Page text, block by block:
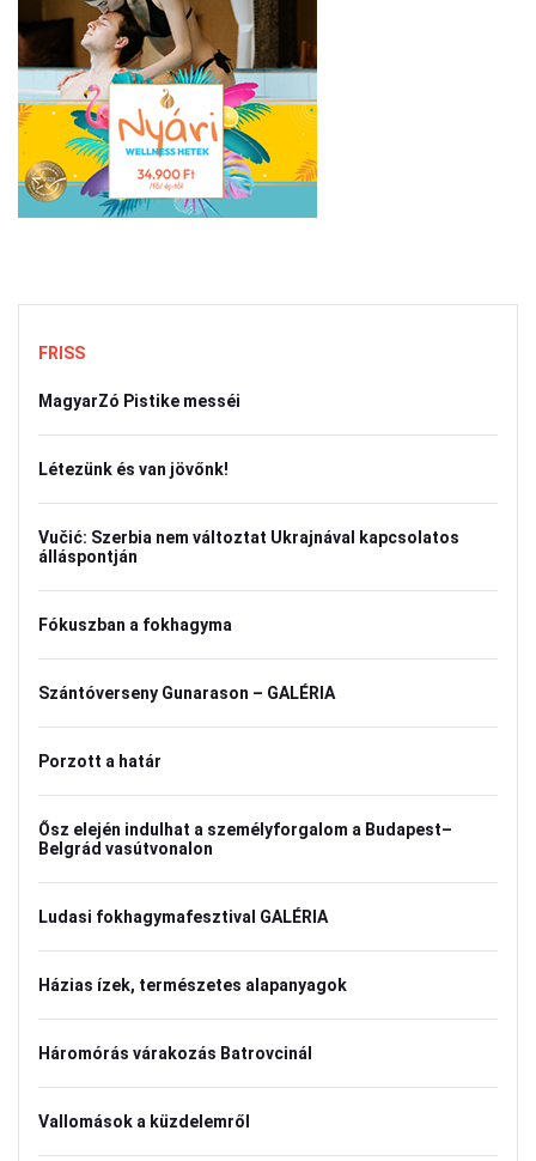
FRISS
MagyarZó Pistike messéi
Létezünk és van jövőnk!
Vučić: Szerbia nem változtat Ukrajnával kapcsolatos
álláspontján
Fókuszban a fokhagyma
Szántóverseny Gunarason – GALÉRIA
Porzott a határ
Ősz elején indulhat a személyforgalom a Budapest–
Belgrád vasútvonalon
Ludasi fokhagymafesztival GALÉRIA
Házias ízek, természetes alapanyagok
Háromórás várakozás Batrovcinál
Vallomások a küzdelemről